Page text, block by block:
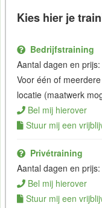
Kies hier je
Bedrijfstraining
Aantal dagen en
Voor één of
locatie (maatwerk
Bel mij hierover
Stuur mij een
Privétraining
Aantal dagen en
Bel mij hierover
Stuur mij een